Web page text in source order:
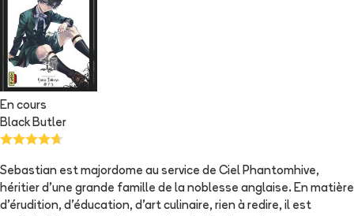
En cours
Black Butler
Sebastian est majordome au service de Ciel Phantomhive,
héritier d'une grande famille de la noblesse anglaise. En matière
d'érudition, d'éducation, d'art culinaire, rien à redire, il est